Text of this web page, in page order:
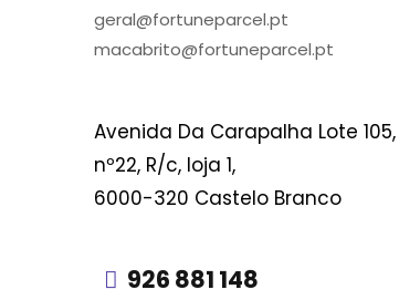
geral@fortuneparcel.pt
macabrito@fortuneparcel.pt
Avenida Da Carapalha Lote 105,
nº22, R/c, loja 1,
6000-320 Castelo Branco
926 881 148